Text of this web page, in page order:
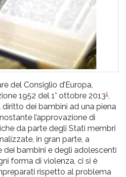
del Consiglio d’Europa,
1952 del 1° ottobre 20131,
dei bambini ad una piena
l’approvazione di
da parte degli Stati membri
in gran parte, a
dei bambini e degli adolescenti
forma di violenza, ci si è
rispetto al problema